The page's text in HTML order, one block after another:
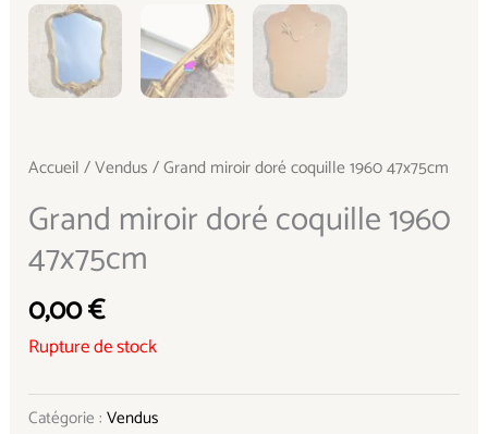
Accueil /Vendus / Grand miroir doré coquille 1960 47x75cm
Grand miroir doré coquille 1960
47x75cm
0,00€
Rupture de stock
Catégorie :Vendus